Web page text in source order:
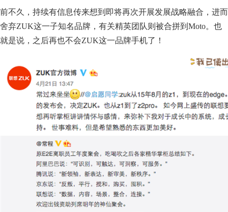
前不久，持续有信息传来想到即将再次开展发展战略融合，进而
舍弃ZUK这一子知名品牌，有关精英团队则被合拼到Moto。也
就是说，之后再也不会ZUK这一品牌手机了！